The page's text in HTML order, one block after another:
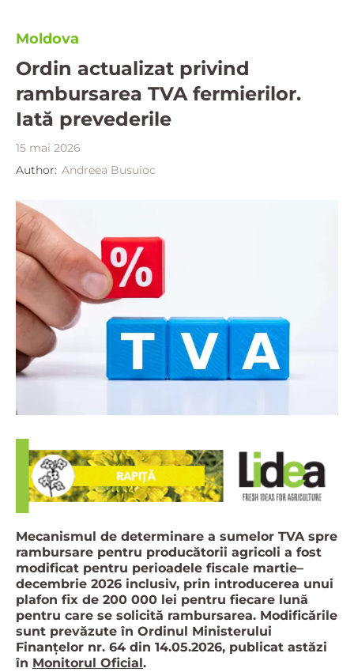
Moldova
Ordin actualizat privind
rambursarea TVA fermierilor.
Iată prevederile
15 mai 2026
Author: Andreea Busuioc
Mecanismul de determinare a sumelor TVA spre
rambursare pentru producătorii agricoli a fost
modificat pentru perioadele fiscale martie–
decembrie 2026 inclusiv, prin introducerea unui
plafon fix de 200 000 lei pentru fiecare lună
pentru care se solicită rambursarea. Modificările
sunt prevăzute în Ordinul Ministerului
Finanțelor nr. 64 din 14.05.2026, publicat astăzi
în Monitorul Oficial .